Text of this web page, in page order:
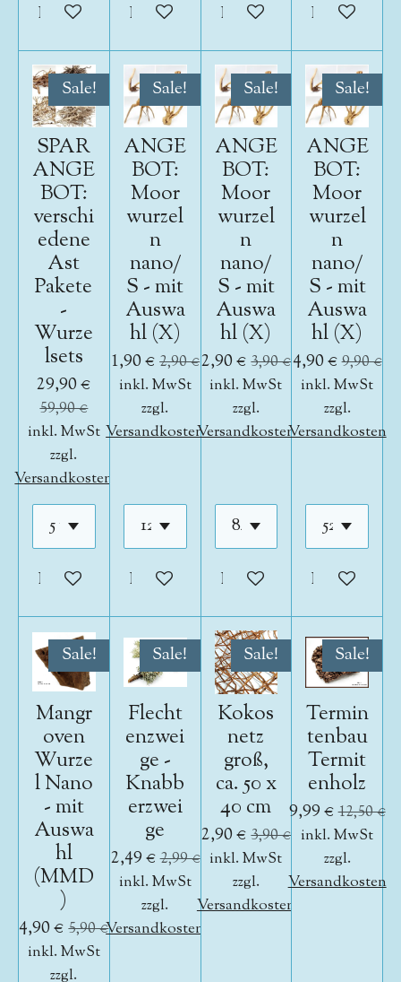
In den WarenkorbIn den WarenkorbIn den Warenkorb
In den
Sale!
SPAR
ANGE
BOT:
verschi
edene
Ast
Pakete
-
Wurze
lsets
29,90 €
59,90 €
inkl. MwSt
zzgl.
Versandkosten
In den Warenkorb
Sale!
ANGE
BOT:
Moor
wurzel
n
nano/
S - mit
Auswa
hl (X)
1,90 € 2,90 €
inkl. MwSt
zzgl.
Versandkosten
In den Warenkorb
Sale!
ANGE
BOT:
Moor
wurzel
n
nano/
S - mit
Auswa
hl (X)
2,90 € 3,90 €
inkl. MwSt
zzgl.
Versandkosten
In den Warenkorb
Sale!
ANGE
BOT:
Moor
wurzel
n
nano/
S - mit
Auswa
hl (X)
4,90 €9,90 €
inkl. MwSt
zzgl.
Versandkosten
In den
Sale!
Mangr
oven
Wurze
l Nano
- mit
Auswa
hl
(MMD
)
4,90 € 5,90 €
inkl. MwSt
zzgl.
Sale!
Flecht
enzwei
ge -
Knabb
erzwei
ge
2,49 €2,99 €
inkl. MwSt
zzgl.
Versandkosten
Sale!
Kokos
netz
groß,
ca. 50 x
40 cm
2,90 € 3,90 €
inkl. MwSt
zzgl.
Versandkosten
Sale!
Termin
tenbau
Termit
enholz
9,99 €12,50 €
inkl. MwSt
zzgl.
Versandkosten